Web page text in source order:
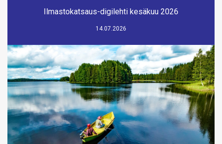
Ilmastokatsaus-digilehti kesäkuu 2026
14.07.2026